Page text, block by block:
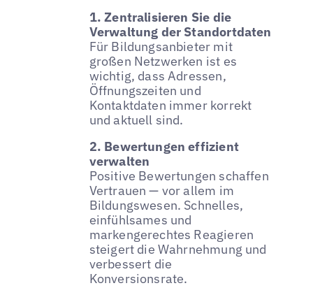
1. Zentralisieren Sie die
Verwaltung der Standortdaten
Für Bildungsanbieter mit
großen Netzwerken ist es
wichtig, dass Adressen,
Öffnungszeiten und
Kontaktdaten immer korrekt
und aktuell sind.
2. Bewertungen effizient
verwalten
Positive Bewertungen schaffen
Vertrauen — vor allem im
Bildungswesen. Schnelles,
einfühlsames und
markengerechtes Reagieren
steigert die Wahrnehmung und
verbessert die
Konversionsrate.